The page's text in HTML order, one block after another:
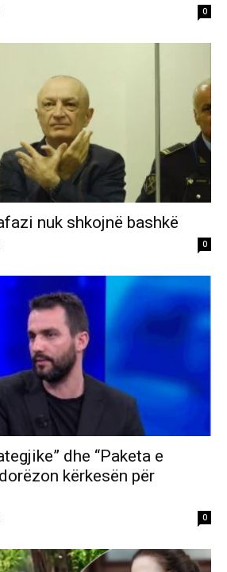
0
nuk shkojnë bashkë
0
dhe “Paketa e
kërkesën për
0